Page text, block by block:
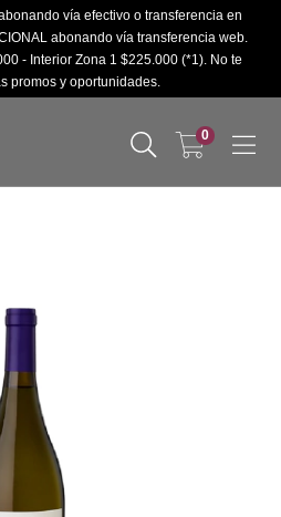
vía efectivo o transferencia en
abonando vía transferencia web.
- Interior Zona 1 $225.000 (*1). No te
promos y oportunidades.
0